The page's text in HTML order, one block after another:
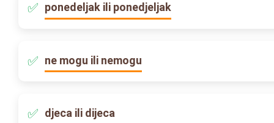
ponedeljak ili ponedjeljak
ne mogu ili nemogu
djeca ili dijeca